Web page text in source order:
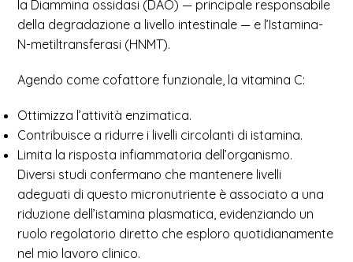
la Diammina ossidasi (DAO) — principale responsabile
della degradazione a livello intestinale — e l’Istamina-
N-metiltransferasi (HNMT).
Agendo come cofattore funzionale, la vitamina C:
Ottimizza l’attività enzimatica.
Contribuisce a ridurre i livelli circolanti di istamina.
Limita la risposta infiammatoria dell’organismo.
Diversi studi confermano che mantenere livelli
adeguati di questo micronutriente è associato a una
riduzione dell’istamina plasmatica, evidenziando un
ruolo regolatorio diretto che esploro quotidianamente
nel mio lavoro clinico.